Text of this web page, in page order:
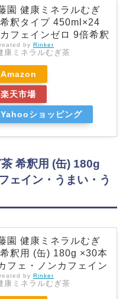
園 健康ミネラルむぎ
釈タイプ 450ml×24
フェインゼロ 9倍希釈
by Rinker
康ミネラルむぎ茶
Amazon
楽天市場
Yahooショッピング
希釈用 (缶) 180g
ェイン・うまい・う
園 健康ミネラルむぎ
釈用 (缶) 180g ×30本
フェ・ノンカフェイン
by Rinker
康ミネラルむぎ茶